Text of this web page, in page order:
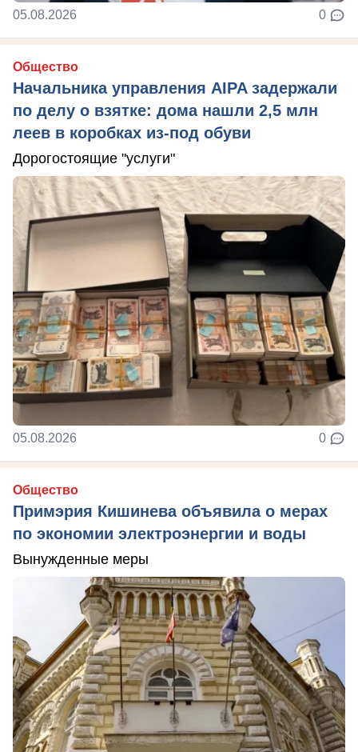
05.08.2026 0
Общество
Начальника управления AIPA задержали
по делу о взятке: дома нашли 2,5 млн
леев в коробках из-под обуви
Дорогостоящие "услуги"
05.08.2026 0
Общество
Примэрия Кишинева объявила о мерах
по экономии электроэнергии и воды
Вынужденные меры